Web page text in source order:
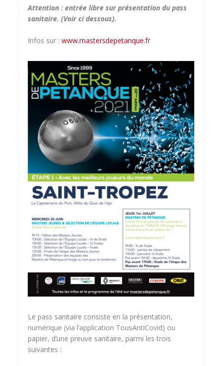
Attention : entrée libre sur présentation du pass
sanitaire. (Voir ci dessous).
Infos sur :www.mastersdepetanque.fr
Le pass sanitaire consiste en la présentation,
numérique (via l’application TousAntiCovid) ou
papier, d’une preuve sanitaire, parmi les trois
suivantes :